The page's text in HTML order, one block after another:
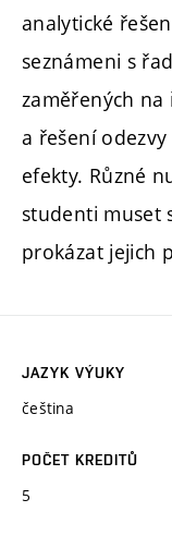
analytické
seznámeni s
zaměřených
a řešení
efekty. Různé
studenti muset
prokázat jejich
JAZYK VÝUKY
čeština
POČET KREDITŮ
5